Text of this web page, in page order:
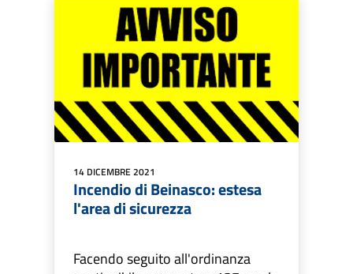
14 DICEMBRE 2021
Incendio di Beinasco: estesa
l'area di sicurezza
Facendo seguito all'ordinanza